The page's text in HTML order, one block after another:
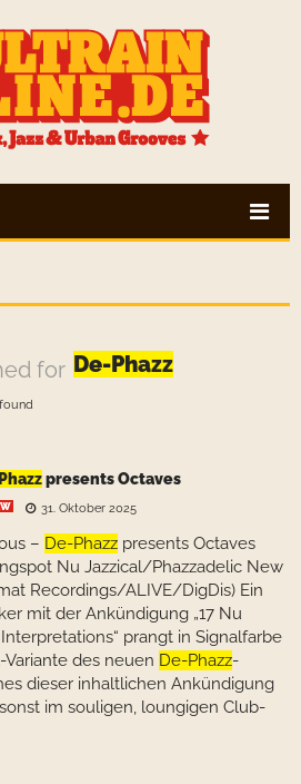
for De-Phazz
presents Octaves
31. Oktober 2025
– De-Phazz presents Octaves
Nu Jazzical/Phazzadelic New
Recordings/ALIVE/DigDis) Ein
mit der Ankündigung „17 Nu
prangt in Signalfarbe
des neuen De-Phazz-
dieser inhaltlichen Ankündigung
im souligen, loungigen Club-